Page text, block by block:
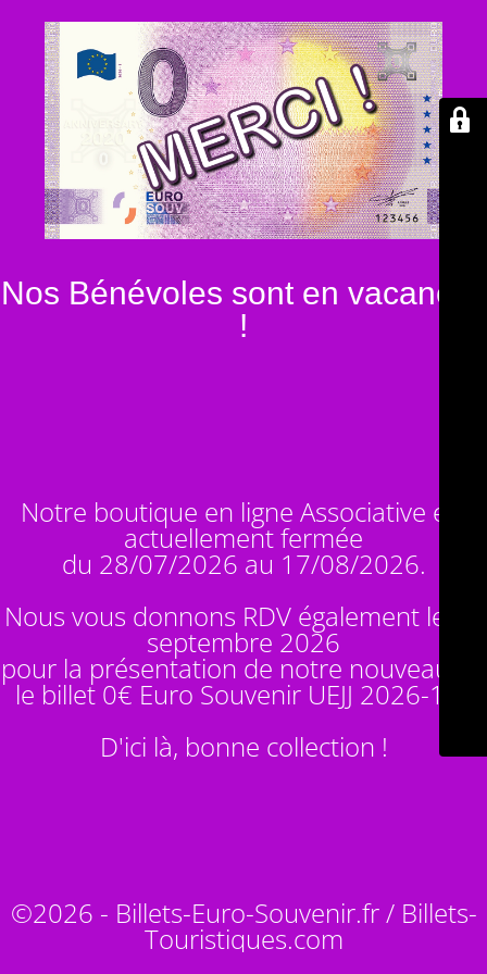
Nos Bénévoles sont en vacances
!
Notre boutique en ligne Associative est
actuellement fermée
du 28/07/2026 au 17/08/2026.
Nous vous donnons RDV également le 14
septembre 2026
pour la présentation de notre nouveauté :
le billet 0€ Euro Souvenir UEJJ 2026-10
D'ici là, bonne collection !
©2026 - Billets-Euro-Souvenir.fr / Billets-
Touristiques.com